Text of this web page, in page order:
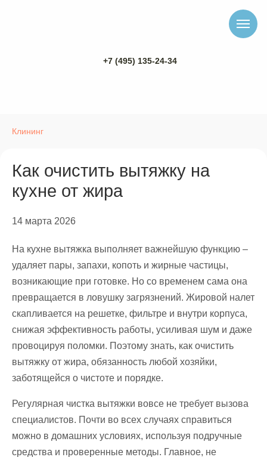
+7 (495) 135-24-34
Клининг
Как очистить вытяжку на
кухне от жира
14 марта 2026
На кухне вытяжка выполняет важнейшую функцию –
удаляет пары, запахи, копоть и жирные частицы,
возникающие при готовке. Но со временем сама она
превращается в ловушку загрязнений. Жировой налет
скапливается на решетке, фильтре и внутри корпуса,
снижая эффективность работы, усиливая шум и даже
провоцируя поломки. Поэтому знать, как очистить
вытяжку от жира, обязанность любой хозяйки,
заботящейся о чистоте и порядке.
Регулярная чистка вытяжки вовсе не требует вызова
специалистов. Почти во всех случаях справиться
можно в домашних условиях, используя подручные
средства и проверенные методы. Главное, не